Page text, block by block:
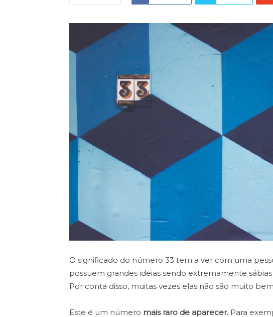
O significado do número 33 tem a ver com uma
possuem grandes ideias sendo extremamente
Por conta disso, muitas vezes elas não são muito
Este é um número mais raro de aparecer. Para